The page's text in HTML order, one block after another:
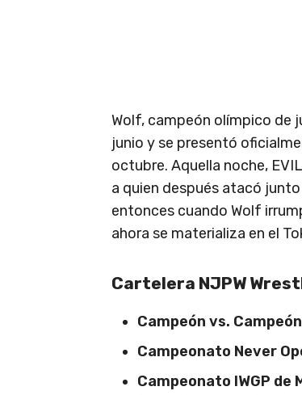
Wolf, campeón olímpico de
junio y se presentó
octubre. Aquella noche,
a quien después atacó
entonces cuando Wolf
ahora se materializa en el
Cartelera NJPW
Campeón vs.
Campeonato Never
Campeonato IWGP de